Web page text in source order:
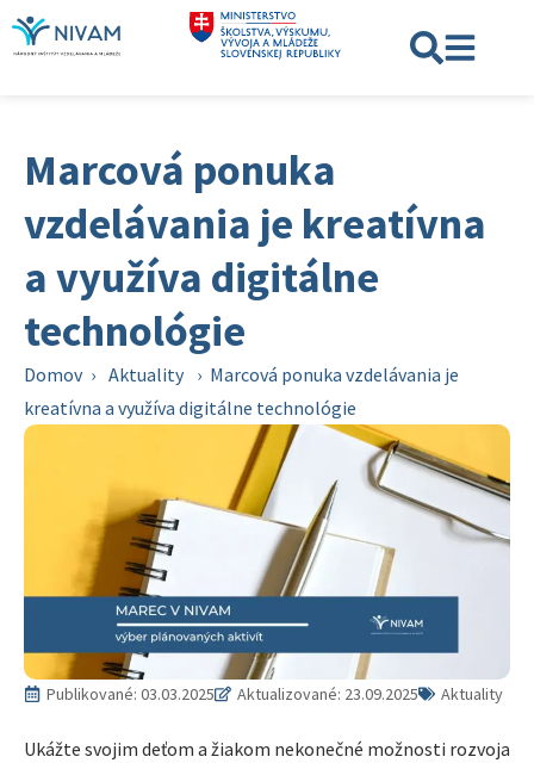
Marcová ponuka
vzdelávania je kreatívna
a využíva digitálne
technológie
Domov › Aktuality › Marcová ponuka vzdelávania je
kreatívna a využíva digitálne technológie
Publikované: 03.03.2025 Aktualizované: 23.09.2025 Aktuality
Ukážte svojim deťom a žiakom nekonečné možnosti rozvoja